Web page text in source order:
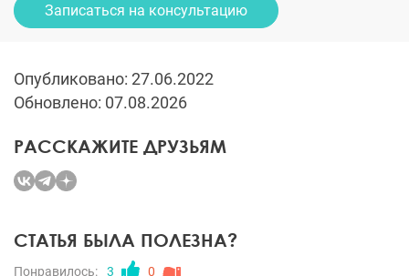
Записаться на консультацию
Опубликовано: 27.06.2022
Обновлено: 07.08.2026
РАССКАЖИТЕ ДРУЗЬЯМ
СТАТЬЯ БЫЛА ПОЛЕЗНА?
Понравилось: 3 0